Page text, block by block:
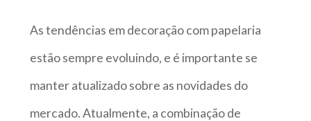
As tendências em decoração com papelaria
estão sempre evoluindo, e é importante se
manter atualizado sobre as novidades do
mercado. Atualmente, a combinação de